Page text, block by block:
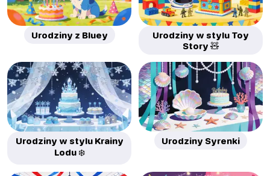
Urodziny z Bluey
Urodziny w stylu Toy
Story 🧸
Urodziny w stylu Krainy
Lodu ❄️
Urodziny Syrenki